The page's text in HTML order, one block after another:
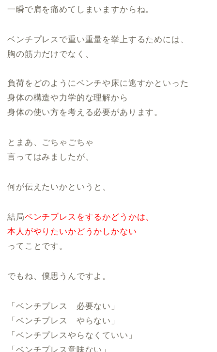
一瞬で肩を痛めてしまいますからね。
ベンチプレスで重い重量を挙上するためには、
胸の筋力だけでなく、
負荷をどのようにベンチや床に逃すかといった
身体の構造や力学的な理解から
身体の使い方を考える必要があります。
とまあ、ごちゃごちゃ
言ってはみましたが、
何が伝えたいかというと、
結局ベンチプレスをするかどうかは、
本人がやりたいかどうかしかない
ってことです。
でもね、僕思うんですよ。
「ベンチプレス 必要ない」
「ベンチプレス やらない」
「ベンチプレスやらなくていい」
「ベンチプレス意味ない」